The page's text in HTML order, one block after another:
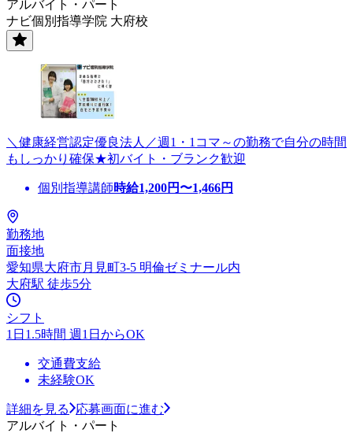
アルバイト・パート
ナビ個別指導学院 大府校
＼健康経営認定優良法人／週1・1コマ～の勤務で自分の時間
もしっかり確保★初バイト・ブランク歓迎
個別指導講師時給1,200円〜1,466円
勤務地
面接地
愛知県大府市月見町3-5 明倫ゼミナール内
大府駅 徒歩5分
シフト
1日1.5時間 週1日からOK
交通費支給
未経験OK
詳細を見る
応募画面に進む
アルバイト・パート